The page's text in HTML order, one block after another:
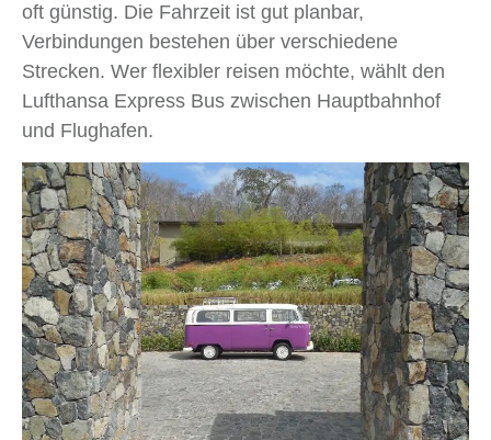
oft günstig. Die Fahrzeit ist gut planbar,
Verbindungen bestehen über verschiedene
Strecken. Wer flexibler reisen möchte, wählt den
Lufthansa Express Bus zwischen Hauptbahnhof
und Flughafen.